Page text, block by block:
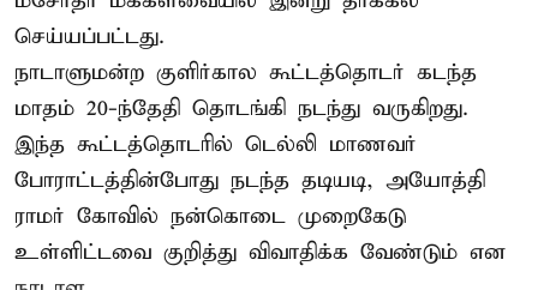
செய்யப்பட்டது.
நாடாளுமன்ற குளிர்கால கூட்டத்தொடர் கடந்த
மாதம் 20-ந்தேதி தொடங்கி நடந்து வருகிறது.
இந்த கூட்டத்தொடரில் டெல்லி மாணவர்
போராட்டத்தின்போது நடந்த தடியடி, அயோத்தி
ராமர் கோவில் நன்கொடை முறைகேடு
உள்ளிட்டவை குறித்து விவாதிக்க வேண்டும் என